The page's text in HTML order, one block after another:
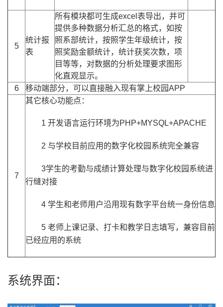
5
统计报
表
所有模块都可生成excel表导出，并可
提供多种数据分析汇总的格式，如按
照系部统计，按照学生年级统计，按
照奖励金额统计，统计获奖次数，项
目等等，对数据的分析处理要求图形
化直观显示。
6
移动端部分，可以直接融入现有掌上校园APP
7
其它核心功能点：
1 开发语言运行环境为PHP+MYSQL+APACHE
2 与学校目前应用的数字化校园系统完全兼容
3学生的考勤与成绩计算处理与数字化校园系统进
行缝对接
4 学生和老师用户沿用现有数字平台统一身份信息
5 老师上课记录、打卡和教学日志填写，兼容目前
已经应用的系统
系统界面：